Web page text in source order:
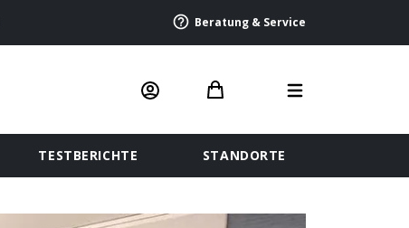
Beratung & Service
TESTBERICHTE STANDORTE